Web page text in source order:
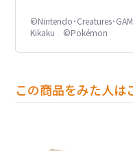
©Nintendo･Creatures･
Kikaku ©Pokémon
この商品をみた人は